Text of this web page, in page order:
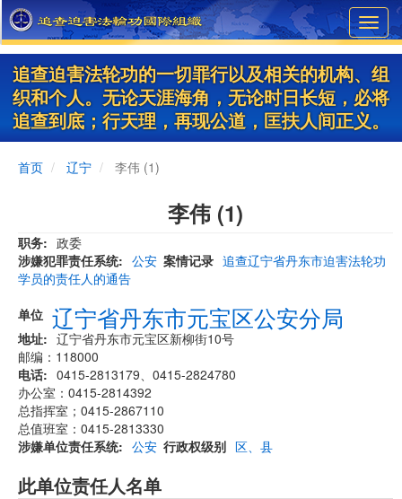
Skip
to
main
content
追查迫害法轮功的一切罪行以及相关的机构、组
织和个人。无论天涯海角，无论时日长短，必将
追查到底；行天理，再现公道，匡扶人间正义。
首页 辽宁 李伟 (1)
李伟 (1)
职务
政委
涉嫌犯罪责任系统
公安 案情记录 追查辽宁省丹东市迫害法轮功
学员的责任人的通告
单位 辽宁省丹东市元宝区公安分局
地址
​辽宁省丹东市元宝区新柳街10号
邮编：118000
电话
0415-2813179、0415-2824780
办公室：0415-2814392
总指挥室；0415-2867110
总值班室：0415-2813330
涉嫌单位责任系统
公安 行政权级别 区、县
此单位责任人名单